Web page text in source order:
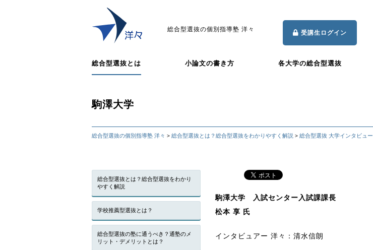
総合型選抜の個別指導塾 洋々 受講生ログイン
総合型選抜とは 小論文の書き方 各大学の総合型選抜
駒澤大学
総合型選抜の個別指導塾 洋々 > 総合型選抜とは？総合型選抜をわかりやすく解説 > 総合型選抜 大学インタビュー
駒澤大学 入試センター入試課課長
松本 享 氏
インタビュアー 洋々：清水信朗
総合型選抜とは？総合型選抜をわかり
やすく解説
学校推薦型選抜とは？
総合型選抜の塾に通うべき？通塾のメ
リット・デメリットとは？